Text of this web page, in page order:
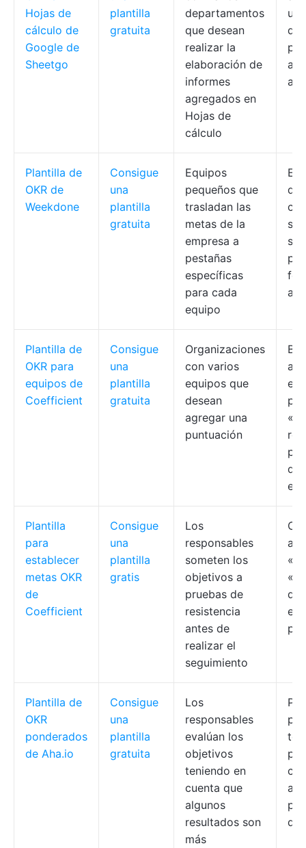
Hojas de
cálculo de
Google de
Sheetgo
plantilla
gratuita
departamentos
que desean
realizar la
elaboración de
informes
agregados en
Hojas de
cálculo
Plantilla de
OKR de
Weekdone
Consigue
una
plantilla
gratuita
Equipos
pequeños que
trasladan las
metas de la
empresa a
pestañas
específicas
para cada
equipo
Plantilla de
OKR para
equipos de
Coefficient
Consigue
una
plantilla
gratuita
Organizaciones
con varios
equipos que
desean
agregar una
puntuación
de
Plantilla
para
establecer
metas OKR
de
Coefficient
Consigue
una
plantilla
gratis
Los
responsables
someten los
objetivos a
pruebas de
resistencia
antes de
realizar el
seguimiento
a
en
Plantilla de
OKR
ponderados
de Aha.io
Consigue
una
plantilla
gratuita
Los
responsables
evalúan los
objetivos
teniendo en
cuenta que
algunos
resultados son
más